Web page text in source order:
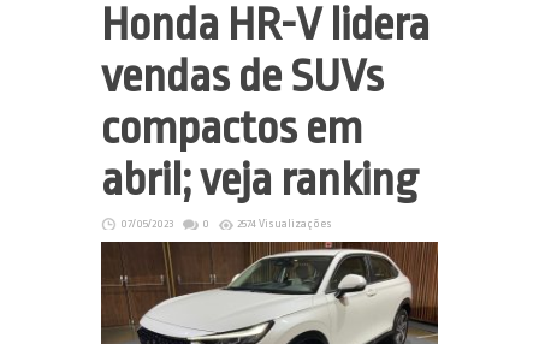
Honda HR-V lidera
vendas de SUVs
compactos em
abril; veja ranking
07/05/2023 0 2574 Visualizações